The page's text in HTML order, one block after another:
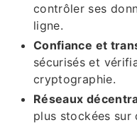
contrôler ses
ligne.
Confiance et
sécurisés et
cryptographie.
Réseaux
plus stockées sur